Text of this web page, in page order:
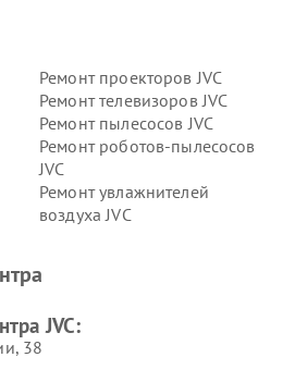
Ремонт проекторов JVC
Ремонт телевизоров JVC
Ремонт пылесосов JVC
Ремонт роботов-пылесосов
JVC
Ремонт увлажнителей
воздуха JVC
JVC:
38